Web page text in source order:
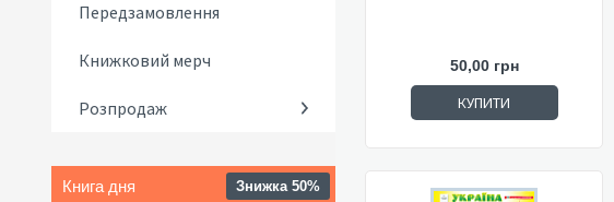
Передзамовлення
Книжковий мерч
Розпродаж
Книга дня Знижка 50%
50,00 грн
КУПИТИ